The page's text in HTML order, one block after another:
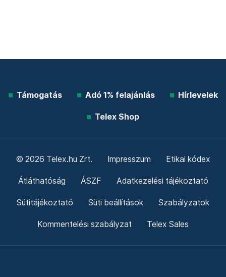
Támogatás Adó 1% felajánlás Hírlevelek
Telex Shop
© 2026 Telex.hu Zrt. Impresszum Etikai kódex
Átláthatóság ÁSZF Adatkezelési tájékoztató
Sütitájékoztató Süti beállítások Szabályzatok
Kommentelési szabályzat Telex Sales